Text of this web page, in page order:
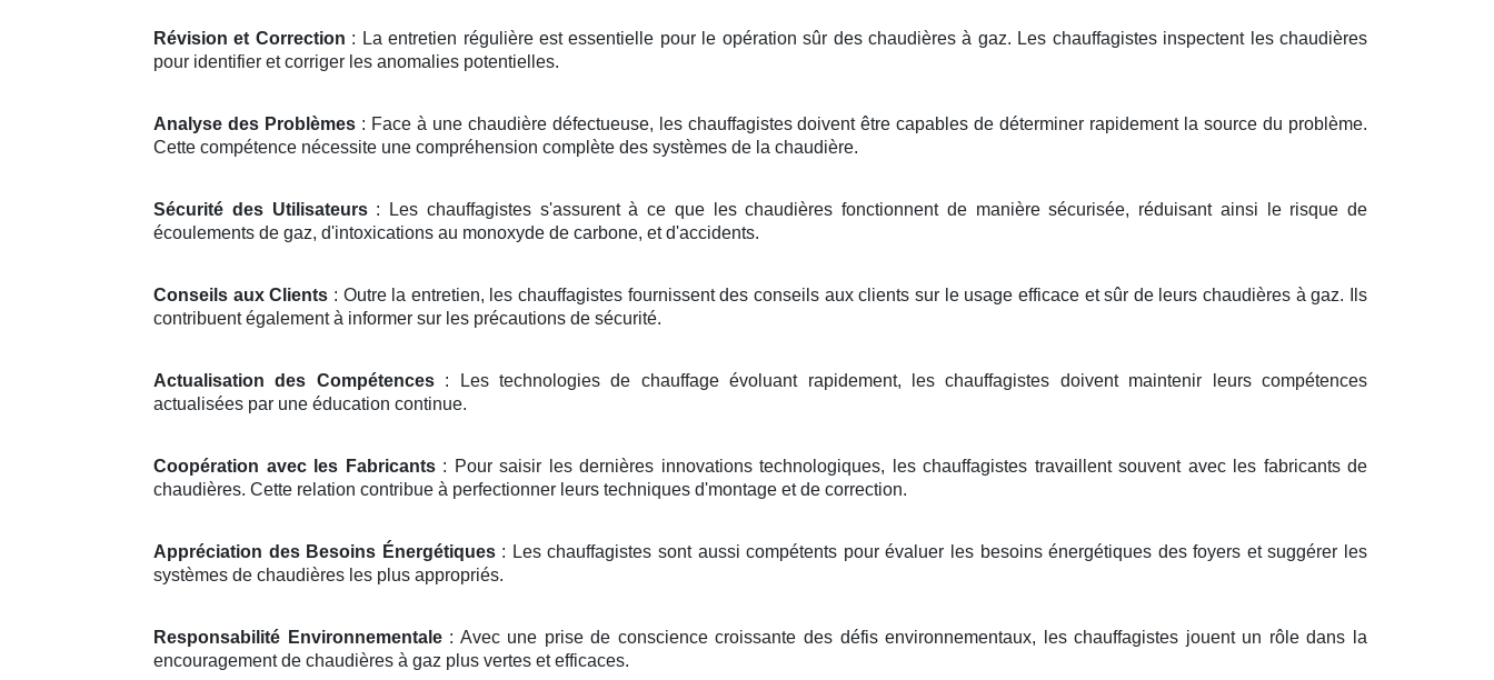
Révision et Correction : La entretien régulière est essentielle pour le opération sûr des chaudières à gaz. Les chauffagistes inspectent les chaudières
pour identifier et corriger les anomalies potentielles.
Analyse des Problèmes: Face à une chaudière défectueuse, les chauffagistes doivent être capables de déterminer rapidement la source du problème.
Cette compétence nécessite une compréhension complète des systèmes de la chaudière.
Sécurité des Utilisateurs: Les chauffagistes s'assurent à ce que les chaudières fonctionnent de manière sécurisée, réduisant ainsi le risque de
écoulements de gaz, d'intoxications au monoxyde de carbone, et d'accidents.
Conseils aux Clients : Outre la entretien, les chauffagistes fournissent des conseils aux clients sur le usage efficace et sûr de leurs chaudières à gaz. Ils
contribuent également à informer sur les précautions de sécurité.
Actualisation des Compétences: Les technologies de chauffage évoluant rapidement, les chauffagistes doivent maintenir leurs compétences
actualisées par une éducation continue.
Coopération avec les Fabricants: Pour saisir les dernières innovations technologiques, les chauffagistes travaillent souvent avec les fabricants de
chaudières. Cette relation contribue à perfectionner leurs techniques d'montage et de correction.
Appréciation des Besoins Énergétiques: Les chauffagistes sont aussi compétents pour évaluer les besoins énergétiques des foyers et suggérer les
systèmes de chaudières les plus appropriés.
Responsabilité Environnementale: Avec une prise de conscience croissante des défis environnementaux, les chauffagistes jouent un rôle dans la
encouragement de chaudières à gaz plus vertes et efficaces.